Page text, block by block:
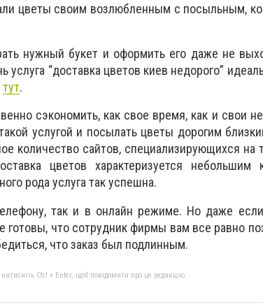
цветы своим возлюбленным с посыльным,
нужный букет и оформить его даже не
“доставка цветов киев недорого”
тут.
сэкономить, как свое время, как и свои
услугой и посылать цветы дорогим
количество сайтов, специализирующихся на
цветов характеризуется небольшим
рода услуга так успешна.
так и в онлайн режиме. Но даже
готовы, что сотрудник фирмы вам все равно
что заказ был подлинным.
Ctrl + Enter, щоб повідомити про це редакцію